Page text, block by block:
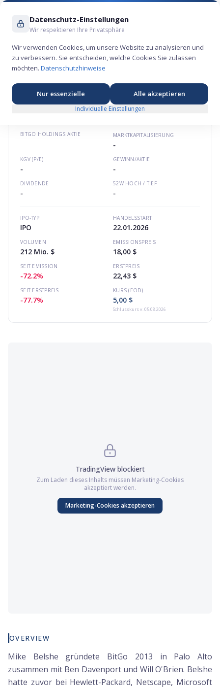
Suche ...
BitGo Holdings Aktie – Krypto-Börsengang
2026
Nordamerika ₿ bitgo.com ★ ★
BITGO HOLDINGS AKTIE MARKTKAPITALISIERUNG
-
KGV (P/E)
-
GEWINN/AKTIE
-
DIVIDENDE
-
52W HOCH / TIEF
-
IPO-TYP
IPO
HANDELSSTART
22.01.2026
VOLUMEN
212 Mio. $
EMISSIONSPREIS
18,00 $
SEIT EMISSION
-72.2%
ERSTPREIS
22,43 $
SEIT ERSTPREIS
-77.7%
KURS (EOD)
5,00 $
Schlusskursv. 05.08.2026
TradingViewblockiert
Zum Laden dieses Inhalts müssen Marketing-Cookies
akzeptiert werden.
Marketing-Cookies akzeptieren
OVERVIEW
Mike Belshe gründete BitGo 2013 in Palo Alto
zusammen mit Ben Davenport und Will O'Brien. Belshe
hatte zuvor bei Hewlett-Packard, Netscape, Microsoft
Datenschutz-Einstellungen
Wir respektieren Ihre Privatsphäre
Wir verwenden Cookies, um unsere Website zu analysieren und
zu verbessern. Sie entscheiden, welche Cookies Sie zulassen
möchten. Datenschutzhinweise
Nur essenzielle Alle akzeptieren
Individuelle Einstellungen